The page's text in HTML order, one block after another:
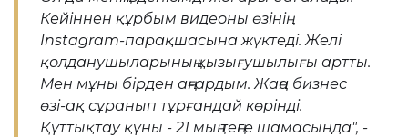
Кейіннен құрбым видеоны өзінің
Instagram-парақшасына жүктеді. Желі
қолданушыларының қызығушылығы артты.
Мен мұны бірден аңғардым. Жаңа бизнес
өзі-ақ сұранып тұрғандай көрінді.
Құттықтау құны - 21 мың теңге шамасында", -